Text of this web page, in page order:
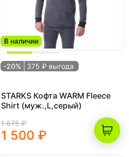
В наличии
-20% 375 ₽ выгода
STARKS Кофта WARM Fleece
Shirt (муж.,L,серый)
1 875 ₽
1 500 ₽